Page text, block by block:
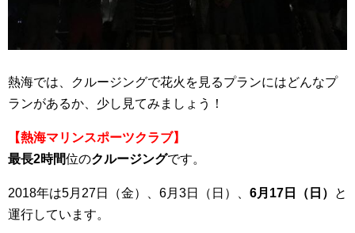
熱海では、クルージングで花火を見るプランにはどんなプ
ランがあるか、少し見てみましょう！
【熱海マリンスポーツクラブ】
最長2時間位のクルージングです。
2018年は5月27日（金）、6月3日（日）、 6月17日（日）
と
運行しています。